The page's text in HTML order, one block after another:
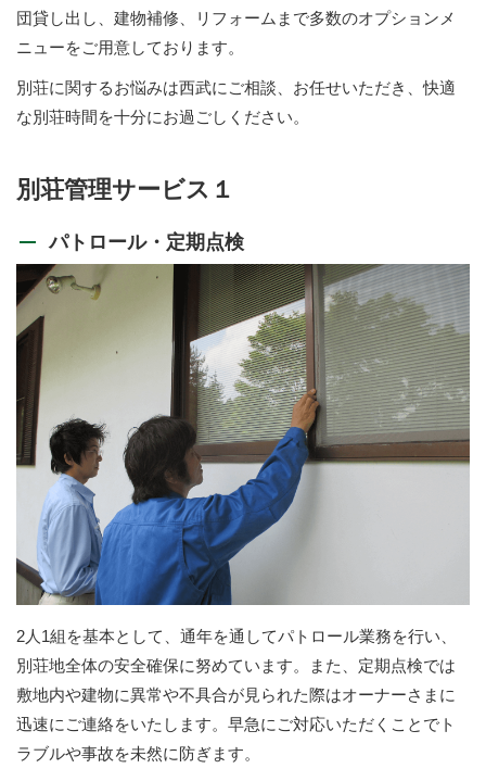
団貸し出し、建物補修、リフォームまで多数のオプションメ
ニューをご用意しております。
別荘に関するお悩みは西武にご相談、お任せいただき、快適
な別荘時間を十分にお過ごしください。
別荘管理サービス１
パトロール・定期点検
2人1組を基本として、通年を通してパトロール業務を行い、
別荘地全体の安全確保に努めています。また、定期点検では
敷地内や建物に異常や不具合が見られた際はオーナーさまに
迅速にご連絡をいたします。早急にご対応いただくことでト
ラブルや事故を未然に防ぎます。